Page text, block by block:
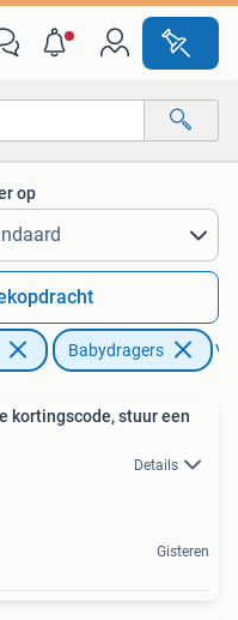
op
Babydragers
kortingscode, stuur een
Details
Gisteren